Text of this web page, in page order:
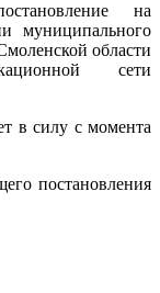
на
муниципального
области
сети
в силу с момента
постановления